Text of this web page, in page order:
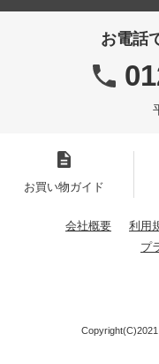
お電話
お買い物ガイド
会社概要 利用
プ